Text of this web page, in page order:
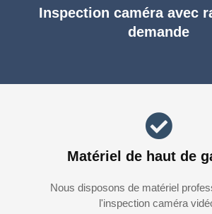
Inspection caméra avec
demande
Matériel de haut de
Nous disposons de matériel
l'inspection caméra